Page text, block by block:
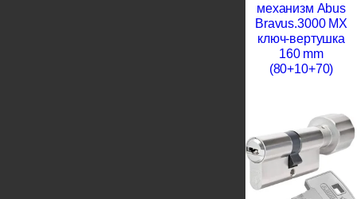
механизм Abus
Bravus.3000 MX
ключ-вертушка
160 mm
(80+10+70)